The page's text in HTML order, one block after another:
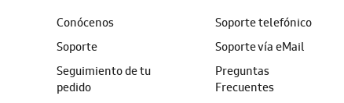
Conócenos
Soporte
Seguimiento de tu
pedido
Soporte telefónico
Soporte vía eMail
Preguntas
Frecuentes